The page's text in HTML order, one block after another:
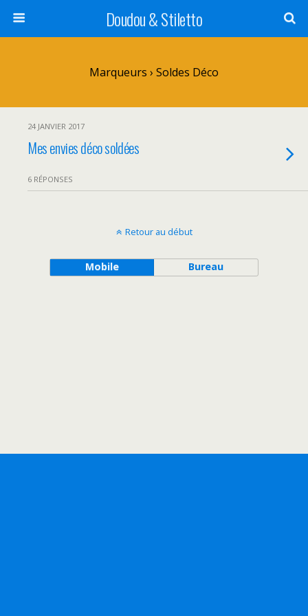
Doudou & Stiletto
Marqueurs › Soldes Déco
24 JANVIER 2017
Mes envies déco soldées
6 RÉPONSES
Retour au début
Mobile Bureau